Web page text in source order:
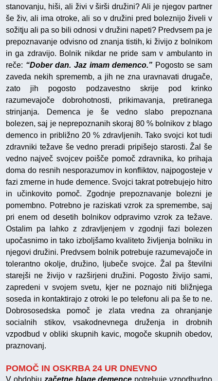
stanovanju, hiši, ali živi v širši družini? Ali je njegov partner
še živ, ali ima otroke, ali so v družini pred boleznijo živeli v
sožitju ali pa so bili odnosi v družini napeti? Predvsem pa je
prepoznavanje odvisno od znanja tistih, ki živijo z bolnikom
in ga zdravijo. Bolnik nikdar ne pride sam v ambulanto in
reče: “Dober dan. Jaz imam demenco.” Pogosto se sam
zaveda nekih sprememb, a jih ne zna uravnavati drugače,
zato jih pogosto podzavestno skrije pod krinko
razumevajoče dobrohotnosti, prikimavanja, pretiranega
strinjanja. Demenca je še vedno slabo prepoznana
bolezen, saj je neprepoznanih skoraj 80 % bolnikov z blago
demenco in približno 20 % zdravljenih. Tako svojci kot tudi
zdravniki težave še vedno preradi pripišejo starosti. Žal še
vedno največ svojcev poišče pomoč zdravnika, ko prihaja
doma do resnih nesporazumov in konfliktov, najpogosteje v
fazi zmerne in hude demence. Svojci takrat potrebujejo hitro
in učinkovito pomoč. Zgodnje prepoznavanje bolezni je
pomembno. Potrebno je raziskati vzrok za spremembe, saj
pri enem od desetih bolnikov odpravimo vzrok za težave.
Ostalim pa lahko z zdravljenjem v zgodnji fazi bolezen
upočasnimo in tako izboljšamo kvaliteto življenja bolniku in
njegovi družini. Predvsem bolnik potrebuje razumevajoče in
tolerantno okolje, družino, ljubeče svojce. Žal pa številni
starejši ne živijo v razširjeni družini. Pogosto živijo sami,
zapredeni v svojem svetu, kjer ne poznajo niti bližnjega
soseda in kontaktirajo z otroki le po telefonu ali pa še to ne.
Dobrososedska pomoč je zlata vredna za ohranjanje
socialnih stikov, vsakodnevnega druženja in drobnih
vzpodbud v obliki skupnih kavic, mogoče skupnih obedov,
praznovanj.
POMOČ IN OSKRBA 24 UR DNEVNO